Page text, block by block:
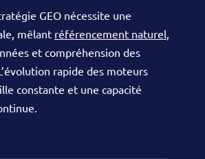
GEO nécessite une
mêlant référencement naturel,
et compréhension des
rapide des moteurs
constante et une capacité